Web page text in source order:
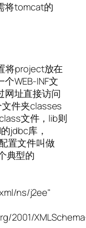
将tomcat的
将project放在
WEB-INF文
网址直接访问
文件夹classes
文件，lib则
jdbc库，
置文件叫做
典型的
ns/j2ee"
2001/